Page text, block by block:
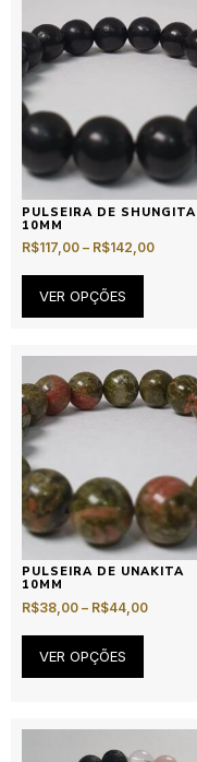
PULSEIRA DE SHUNGITA
10MM
R$117,00 – R$142,00
VER OPÇÕES
PULSEIRA DE UNAKITA
10MM
R$38,00 – R$44,00
VER OPÇÕES